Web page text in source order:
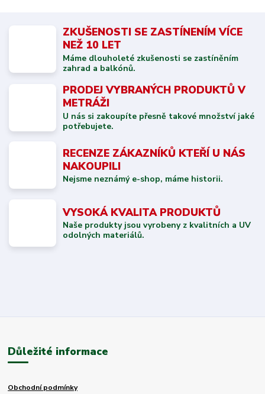
ZKUŠENOSTI SE ZASTÍNENÍM VÍCE
NEŽ 10 LET
Máme dlouholeté zkušenosti se zastíněním
zahrad a balkónů.
PRODEJ VYBRANÝCH PRODUKTŮ V
METRÁŽI
U nás si zakoupíte přesně takové množství jaké
potřebujete.
RECENZE ZÁKAZNÍKŮ KTEŘÍ U NÁS
NAKOUPILI
Nejsme neznámý e-shop, máme historii.
VYSOKÁ KVALITA PRODUKTŮ
Naše produkty jsou vyrobeny z kvalitních a UV
odolných materiálů.
Důležité informace
Obchodní podmínky